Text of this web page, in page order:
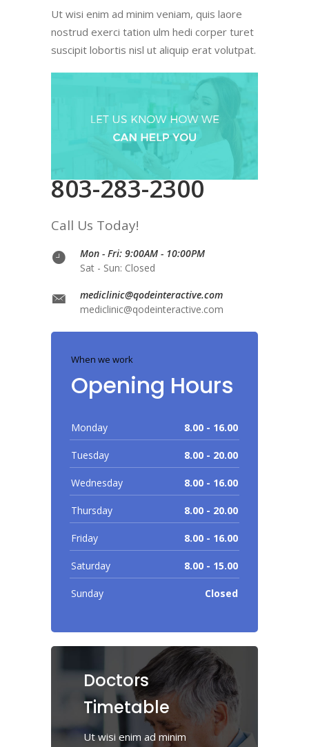
Ut wisi enim ad minim veniam, quis laore
nostrud exerci tation ulm hedi corper turet
suscipit lobortis nisl ut aliquip erat volutpat.
803-283-2300
Call Us Today!
Mon - Fri: 9:00AM - 10:00PM
Sat - Sun: Closed
mediclinic@qodeinteractive.com
mediclinic@qodeinteractive.com
When we work
Opening Hours
Monday 8.00 - 16.00
Tuesday 8.00 - 20.00
Wednesday 8.00 - 16.00
Thursday 8.00 - 20.00
Friday 8.00 - 16.00
Saturday 8.00 - 15.00
Sunday Closed
Doctors
Timetable
Ut wisi enim ad minim